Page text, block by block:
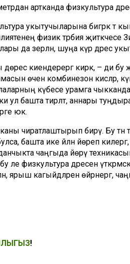
артканда физкультура
укытучыларына бигрәк тә
физик тәрбия
да әзерләнә, шуңа күрә дәрес
киендерергә кирәк, – ди бу
өчен комбинезон кисәләр,
Балаларның күбесе урамга
ул башта тирләтә, аннары
юк.
чиратлаштырып бирү. Бу тән
башта ике әйләнә йөреп
чаңгыда йөрү
физкультура дәресен
ярыш кагыйдәләрен өйрәнергә,
!